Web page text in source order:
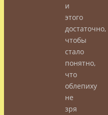
и
этого
достаточно,
чтобы
стало
понятно,
что
облепиху
не
зря